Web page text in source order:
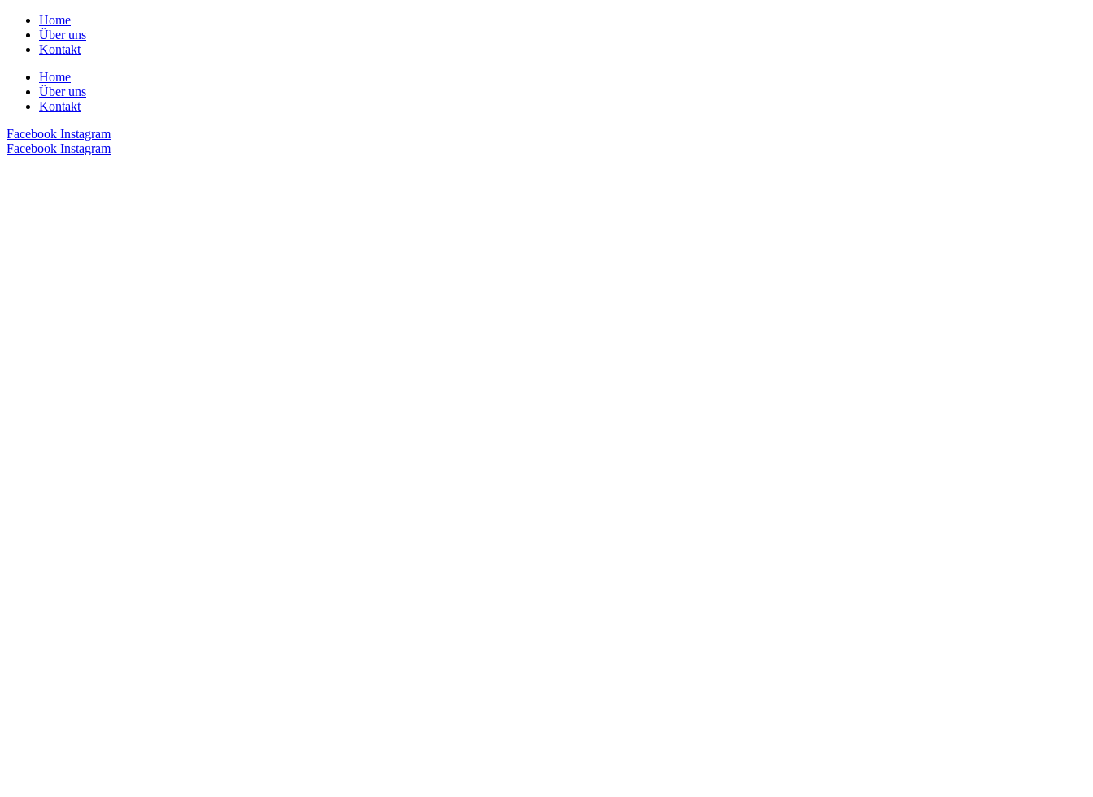
Home
Über uns
Kontakt
Home
Über uns
Kontakt
Facebook Instagram
Facebook Instagram